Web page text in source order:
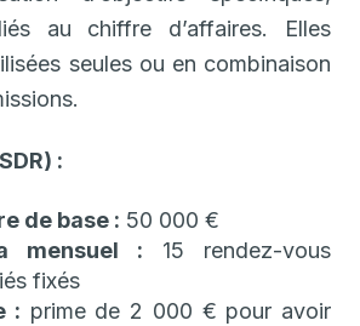
au chiffre d’affaires. Elles
seules ou en combinaison
:
de base : 50 000 €
mensuel : 15 rendez-vous
fixés
: prime de 2 000 € pour avoir